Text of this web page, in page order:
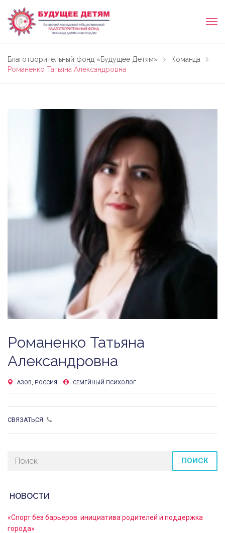
Благотворительный фонд «Будущее Детям»
Команда
Романенко Татьяна Александровна
Романенко Татьяна
Александровна
АЗОВ, РОССИЯ СЕМЕЙНЫЙ ПСИХОЛОГ
СВЯЗАТЬСЯ
ПОИСК
НОВОСТИ
«Спорт без барьеров: инициатива родителей и поддержка
города»